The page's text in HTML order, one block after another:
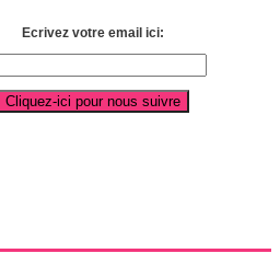
Ecrivez votre email ici: